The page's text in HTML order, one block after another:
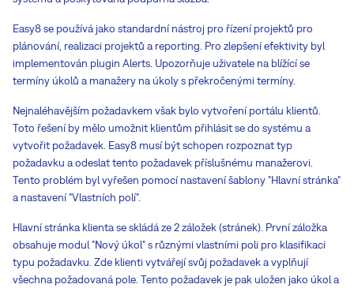
Easy8 se používá jako standardní nástroj pro řízení projektů pro
plánování, realizaci projektů a reporting. Pro zlepšení efektivity byl
implementován plugin Alerts. Upozorňuje uživatele na blížící se
termíny úkolů a manažery na úkoly s překročenými termíny.
Nejnaléhavějším požadavkem však bylo vytvoření portálu klientů.
Toto řešení by mělo umožnit klientům přihlásit se do systému a
vytvořit požadavek. Easy8 musí být schopen rozpoznat typ
požadavku a odeslat tento požadavek příslušnému manažerovi.
Tento problém byl vyřešen pomocí nastavení šablony "Hlavní stránka"
a nastavení "Vlastních polí".
Hlavní stránka klienta se skládá ze 2 záložek (stránek). První záložka
obsahuje modul "Nový úkol" s různými vlastními poli pro klasifikaci
typu požadavku. Zde klienti vytvářejí svůj požadavek a vyplňují
všechna požadovaná pole. Tento požadavek je pak uložen jako úkol a